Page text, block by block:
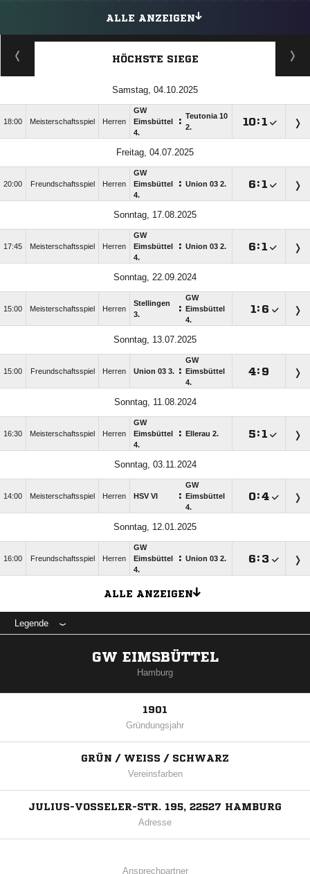
ALLE ANZEIGEN
HÖCHSTE SIEGE
Samstag, 04.10.2025
18:00 Meisterschaftsspiel Herren
GW
Eimsbüttel
4.
: Teutonia 10
2.
:
Freitag, 04.07.2025
20:00 Freundschaftsspiel Herren
GW
Eimsbüttel
4.
: Union 03 2. :
Sonntag, 17.08.2025
17:45 Meisterschaftsspiel Herren
GW
Eimsbüttel
4.
: Union 03 2. :
Sonntag, 22.09.2024
15:00 Meisterschaftsspiel Herren
Stellingen
3.
:
GW
Eimsbüttel
4.
: 
Sonntag, 13.07.2025
15:00 Freundschaftsspiel Herren Union 03 3. :
GW
Eimsbüttel
4.
: 
Sonntag, 11.08.2024
16:30 Meisterschaftsspiel Herren
GW
Eimsbüttel
4.
: Ellerau 2. :
Sonntag, 03.11.2024
14:00 Meisterschaftsspiel Herren HSV VI :
GW
Eimsbüttel
4.
:
Sonntag, 12.01.2025
16:00 Freundschaftsspiel Herren
GW
Eimsbüttel
4.
: Union 03 2. : 
ALLE ANZEIGEN
Legende
GW EIMSBÜTTEL
Hamburg
1901
Gründungsjahr
GRÜN / WEISS / SCHWARZ
Vereinsfarben
JULIUS-VOSSELER-STR. 195, 22527 HAMBURG
Adresse
Ansprechpartner